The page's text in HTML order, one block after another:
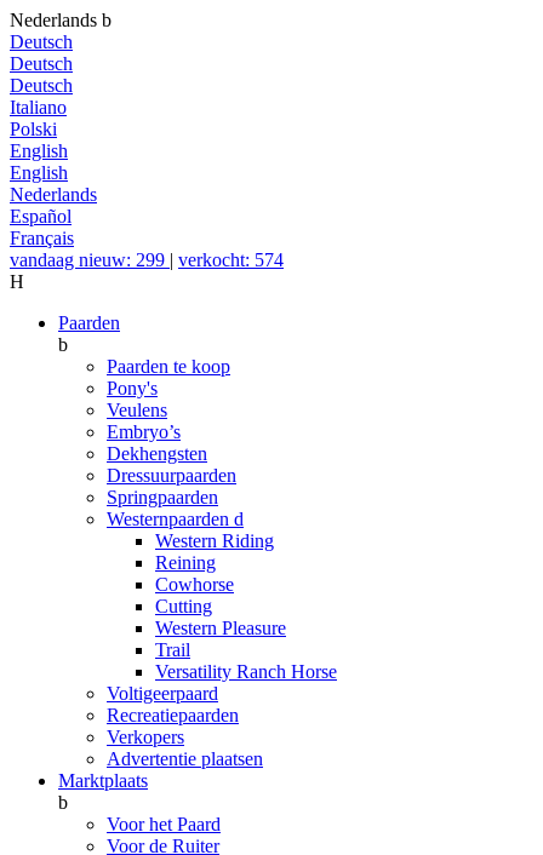
Nederlands b
Deutsch
Deutsch
Deutsch
Italiano
Polski
English
English
Nederlands
Español
Français
vandaag nieuw: 299 | verkocht: 574
H
Paarden
b
Paarden te koop
Pony's
Veulens
Embryo’s
Dekhengsten
Dressuurpaarden
Springpaarden
Westernpaarden d
Western Riding
Reining
Cowhorse
Cutting
Western Pleasure
Trail
Versatility Ranch Horse
Voltigeerpaard
Recreatiepaarden
Verkopers
Advertentie plaatsen
Marktplaats
b
Voor het Paard
Voor de Ruiter